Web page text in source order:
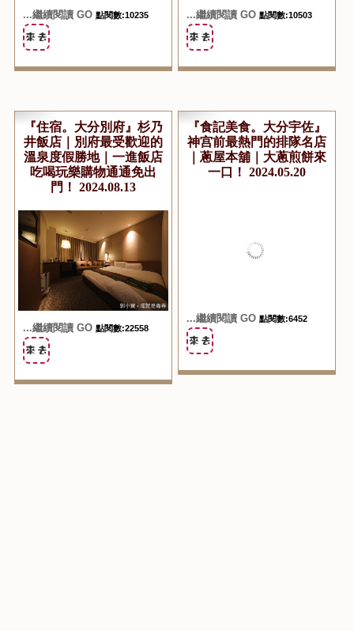
...繼續閱讀 GO 點閱數:10235 ...繼續閱讀 GO 點閱數:10503
『住宿。大分別府』杉乃
井飯店｜別府最受歡迎的
溫泉度假勝地｜一進飯店
吃喝玩樂購物通通免出
門！ 2024.08.13
...繼續閱讀 GO 點閱數:22558
『食記美食。大分宇佐』
神宫前最熱門的排隊名店
｜蔥屋本舖｜大蔥煎餅來
一口！ 2024.05.20
...繼續閱讀 GO 點閱數:6452